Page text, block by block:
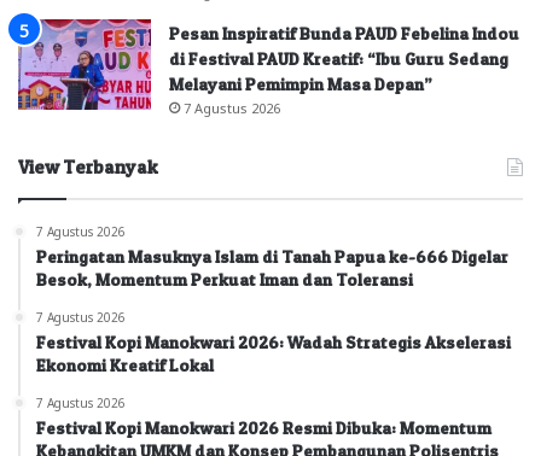
Pesan Inspiratif Bunda PAUD Febelina Indou
di Festival PAUD Kreatif: “Ibu Guru Sedang
Melayani Pemimpin Masa Depan”
7 Agustus 2026
View Terbanyak
7 Agustus 2026
Peringatan Masuknya Islam di Tanah Papua ke-666 Digelar
Besok, Momentum Perkuat Iman dan Toleransi
7 Agustus 2026
Festival Kopi Manokwari 2026: Wadah Strategis Akselerasi
Ekonomi Kreatif Lokal
7 Agustus 2026
Festival Kopi Manokwari 2026 Resmi Dibuka: Momentum
Kebangkitan UMKM dan Konsep Pembangunan Polisentris